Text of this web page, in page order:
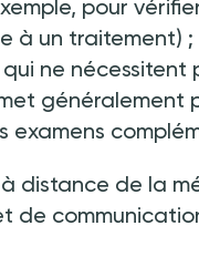
pour
à un traitement)
ne
généralement
distance de la
de